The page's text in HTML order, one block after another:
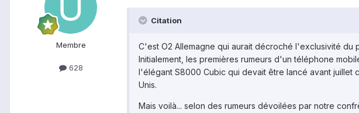
Membre
628
Citation
C'est O2 Allemagne qui aurait décroché l'exclusivité du
Initialement, les premières rumeurs d'un téléphone
l'élégant S8000 Cubic qui devait être lancé avant juillet
Unis.
Mais voilà... selon des rumeurs dévoilées par notre